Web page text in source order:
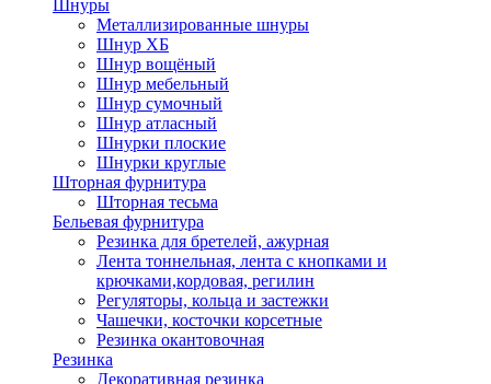
Шнуры
Металлизированные шнуры
Шнур ХБ
Шнур вощёный
Шнур мебельный
Шнур сумочный
Шнур атласный
Шнурки плоские
Шнурки круглые
Шторная фурнитура
Шторная тесьма
Бельевая фурнитура
Резинка для бретелей, ажурная
Лента тоннельная, лента с кнопками и
крючками,кордовая, регилин
Регуляторы, кольца и застежки
Чашечки, косточки корсетные
Резинка окантовочная
Резинка
Декоративная резинка